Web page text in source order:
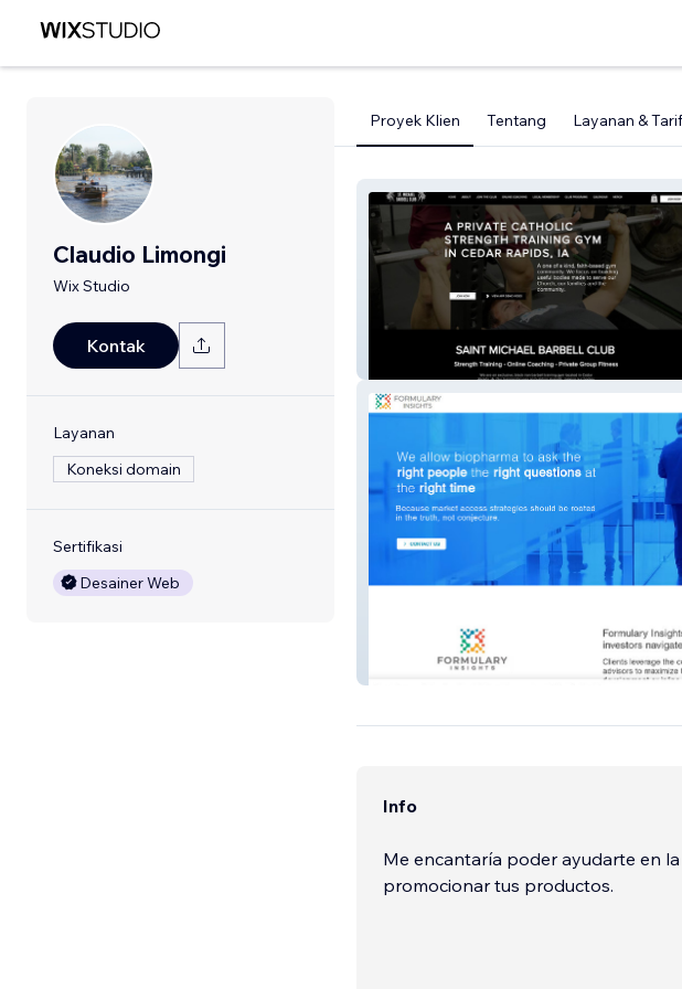
Claudio Limongi
Wix Studio
Kontak
Layanan
Koneksi domain
Sertifikasi
Desainer Web
Proyek Klien Tentang Layanan & Tarif
Stmichaelbarbellclub
Formulary Insights
Info
Me encantaría poder ayudarte en
promocionar tus productos.